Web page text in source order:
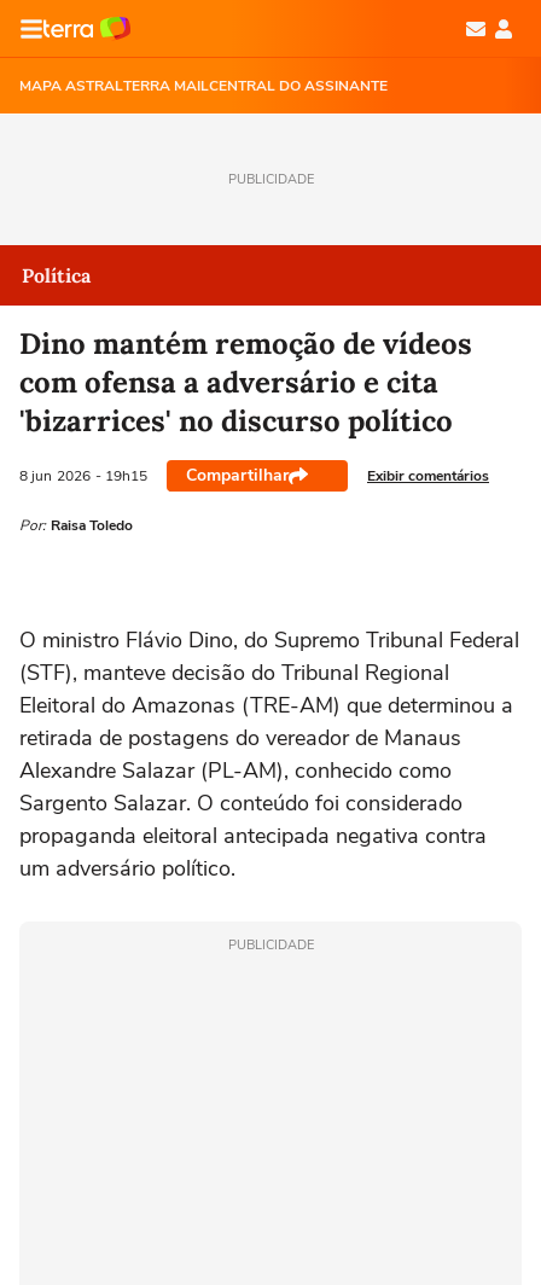
MAPA ASTRALTERRA MAILCENTRAL DO ASSINANTE
PUBLICIDADE
Política
Dino mantém remoção de vídeos
com ofensa a adversário e cita
'bizarrices' no discurso político
8 jun 2026 - 19h15 Compartilhar Exibir comentários
Por: Raisa Toledo
O ministro Flávio Dino, do Supremo Tribunal Federal
(STF), manteve decisão do Tribunal Regional
Eleitoral do Amazonas (TRE-AM) que determinou a
retirada de postagens do vereador de Manaus
Alexandre Salazar (PL-AM), conhecido como
Sargento Salazar. O conteúdo foi considerado
propaganda eleitoral antecipada negativa contra
um adversário político.
PUBLICIDADE